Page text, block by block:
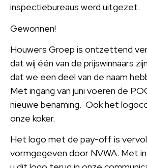
inspectiebureaus werd uitgezet.
Gewonnen!
Houwers Groep is ontzettend
dat wij één van de prijswinnaars
dat we een deel van de naam
Met ingang van juni voeren de
nieuwe benaming. Ook het
onze koker.
Het logo met de pay-off is
vormgegeven door NVWA. Met